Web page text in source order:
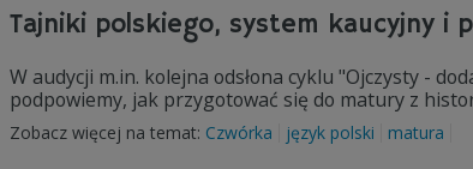
Tajniki polskiego, system kaucyjny i
W audycji m.in. kolejna odsłona cyklu "Ojczysty -
podpowiemy, jak przygotować się do matury z
Zobacz więcej na temat: Czwórka język polski matura